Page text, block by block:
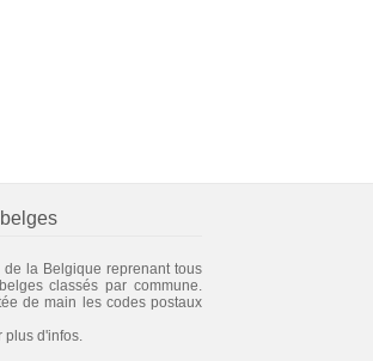
la Belgique reprenant tous
classés par commune.
de main les codes postaux
d'infos.